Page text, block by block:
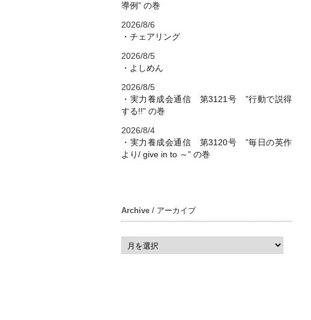
導例” の巻
2026/8/6
・チェアリング
2026/8/5
・よしめん
2026/8/5
・実力養成会通信 第3121号 ”行動で説得
する!!” の巻
2026/8/4
・実力養成会通信 第3120号 ”毎日の英作
より/ give in to ～” の巻
Archive / アーカイブ